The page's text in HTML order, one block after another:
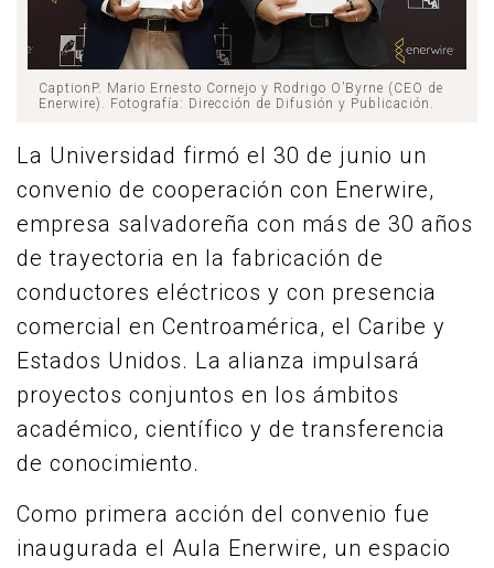
CaptionP. Mario Ernesto Cornejo y Rodrigo O’Byrne (CEO de
Enerwire). Fotografía: Dirección de Difusión y Publicación.
La Universidad firmó el 30 de junio un
convenio de cooperación con Enerwire,
empresa salvadoreña con más de 30 años
de trayectoria en la fabricación de
conductores eléctricos y con presencia
comercial en Centroamérica, el Caribe y
Estados Unidos. La alianza impulsará
proyectos conjuntos en los ámbitos
académico, científico y de transferencia
de conocimiento.
Como primera acción del convenio fue
inaugurada el Aula Enerwire, un espacio